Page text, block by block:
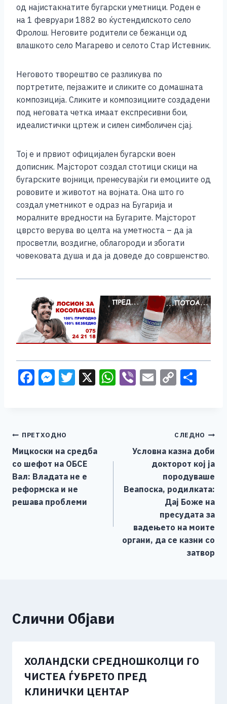
e
b
o
o
k
e
n
g
er
er s
A
p
p
l y
Li
n
од најистакнатите бугарски уметници. Роден е
на 1 февруари 1882 во ќустендилското село
Фролош. Неговите родители се бежанци од
влашкото село Магарево и селото Стар Истевник.
Неговото творештво се разликува по
портретите, пејзажите и сликите со домашната
композиција. Сликите и композициите создадени
под неговата четка имаат експресивни бои,
идеалистички цртеж и силен симболичен сјај.
Тој е и првиот официјален бугарски воен
дописник. Мајсторот создал стотици скици на
бугарските војници, пренесувајќи ги емоциите од
рововите и животот на војната. Она што го
создал уметникот е одраз на Бугарија и
моралните вредности на Бугарите. Мајсторот
цврсто верува во целта на уметноста – да ја
просветли, воздигне, облагороди и збогати
човековата душа и да ја доведе до совршенство.
F
b
o
o
k
M
n
g
er
T X W Vi E C
Li
n
k
Навигација
на
напис
ПРЕТХОДНО
Мицкоски на средба
со шефот на ОБСЕ
Вал: Владата не е
реформска и не
решава проблеми
СЛЕДНО
Условна казна доби
докторот кој ја
породуваше
Веапоска, родилката:
Дај Боже на
пресудата за
вадењето на моите
органи, да се казни со
затвор
Слични Објави
ХОЛАНДСКИ СРЕДНОШКОЛЦИ ГО
ЧИСТЕА ЃУБРЕТО ПРЕД
КЛИНИЧКИ ЦЕНТАР